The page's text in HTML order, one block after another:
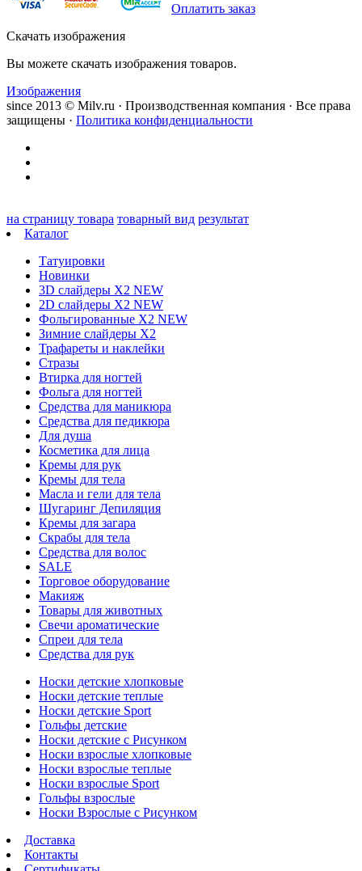
Оплатить заказ
Скачать изображения
Вы можете скачать изображения товаров.
Изображения
since 2013 © Milv.ru · Производственная компания · Все права
защищены · Политика конфиденциальности
на страницу товара товарный вид результат
Каталог
Татуировки
Новинки
3D слайдеры X2 NEW
2D слайдеры X2 NEW
Фольгированные X2 NEW
Зимние слайдеры Х2
Трафареты и наклейки
Стразы
Втирка для ногтей
Фольга для ногтей
Средства для маникюра
Средства для педикюра
Для душа
Косметика для лица
Кремы для рук
Кремы для тела
Масла и гели для тела
Шугаринг Депиляция
Кремы для загара
Скрабы для тела
Средства для волос
SALE
Торговое оборудование
Макияж
Товары для животных
Свечи ароматические
Спреи для тела
Средства для рук
Носки детские хлопковые
Носки детские теплые
Носки детские Sport
Гольфы детские
Носки детские с Рисунком
Носки взрослые хлопковые
Носки взрослые теплые
Носки взрослые Sport
Гольфы взрослые
Носки Взрослые с Рисунком
Доставка
Контакты